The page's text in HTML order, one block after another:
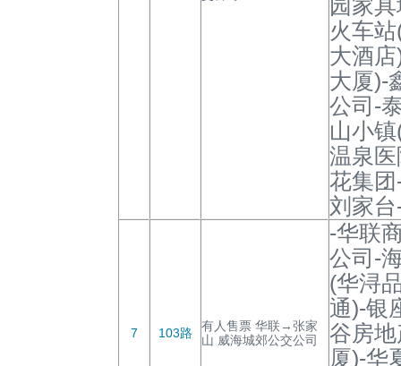
园家
火车
大酒
大厦)-
公司-
山小
温泉
花集
刘家台
7 103路
有人售票 华联→张家
山 威海城郊公交公司
-华联
公司-
(华浔
通)-银
谷房
厦)-华